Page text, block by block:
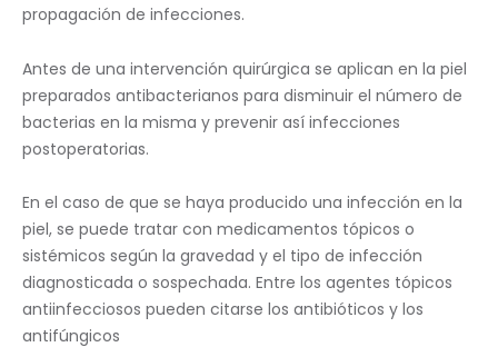
propagación de infecciones.
Antes de una intervención quirúrgica se aplican en la piel
preparados antibacterianos para disminuir el número de
bacterias en la misma y prevenir así infecciones
postoperatorias.
En el caso de que se haya producido una infección en la
piel, se puede tratar con medicamentos tópicos o
sistémicos según la gravedad y el tipo de infección
diagnosticada o sospechada. Entre los agentes tópicos
antiinfecciosos pueden citarse los antibióticos y los
antifúngicos